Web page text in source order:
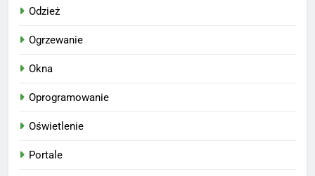
Odzież
Ogrzewanie
Okna
Oprogramowanie
Oświetlenie
Portale